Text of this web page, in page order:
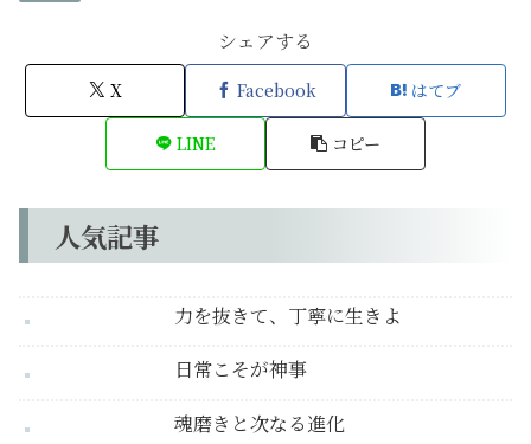
シェアする
X Facebook はてブ
LINE コピー
人気記事
力を抜きて、丁寧に生きよ
日常こそが神事
魂磨きと次なる進化